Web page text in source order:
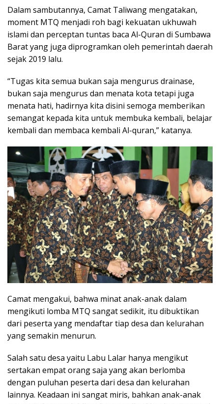
Dalam sambutannya, Camat Taliwang mengatakan,
moment MTQ menjadi roh bagi kekuatan ukhuwah
islami dan perceptan tuntas baca Al-Quran di Sumbawa
Barat yang juga diprogramkan oleh pemerintah daerah
sejak 2019 lalu.
“Tugas kita semua bukan saja mengurus drainase,
bukan saja mengurus dan menata kota tetapi juga
menata hati, hadirnya kita disini semoga memberikan
semangat kepada kita untuk membuka kembali, belajar
kembali dan membaca kembali Al-quran,” katanya.
Camat mengakui, bahwa minat anak-anak dalam
mengikuti lomba MTQ sangat sedikit, itu dibuktikan
dari peserta yang mendaftar tiap desa dan kelurahan
yang semakin menurun.
Salah satu desa yaitu Labu Lalar hanya mengikut
sertakan empat orang saja yang akan berlomba
dengan puluhan peserta dari desa dan kelurahan
lainnya. Keadaan ini sangat miris, bahkan anak-anak